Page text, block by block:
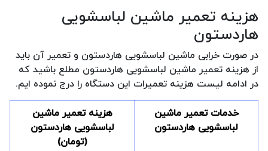
هزینه تعمیر ماشین لباسشویی
هاردستون
در صورت خرابی ماشین لباسشویی هاردستون و تعمیر آن باید
از هزینه تعمیر ماشین لباسشویی هاردستون مطلع باشید که
در ادامه لیست هزینه تعمیرات این دستگاه را درج نموده ایم.
خدمات تعمیر ماشین
لباسشویی هاردستون
هزینه تعمیر ماشین
لباسشویی هاردستون
(تومان)